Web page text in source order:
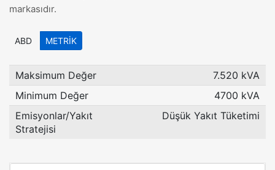
markasıdır.
ABD METRIK
Maksimum Değer
7.520 kVA
Minimum Değer
4700 kVA
Emisyonlar/Yakıt
Stratejisi
Düşük Yakıt Tüketimi